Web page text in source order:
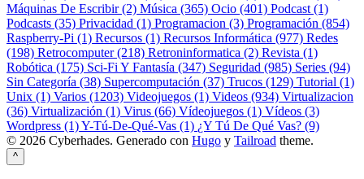
Máquinas De Escribir (2) Música (365) Ocio (401) Podcast (1)
Podcasts (35) Privacidad (1) Programacion (3) Programación (854)
Raspberry-Pi (1) Recursos (1) Recursos Informática (977) Redes
(198) Retrocomputer (218) Retroninformatica (2) Revista (1)
Robótica (175) Sci-Fi Y Fantasía (347) Seguridad (985) Series (94)
Sin Categoría (38) Supercomputación (37) Trucos (129) Tutorial (1)
Unix (1) Varios (1203) Videojuegos (1) Videos (934) Virtualizacion
(36) Virtualización (1) Virus (66) Vídeojuegos (1) Vídeos (3)
Wordpress (1)Y-Tú-De-Qué-Vas (1) ¿Y Tú De Qué Vas? (9)
© 2026 Cyberhades. Generado con Hugo y Tailroad theme.
^